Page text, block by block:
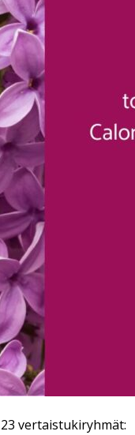
vertaistukiryhmät: